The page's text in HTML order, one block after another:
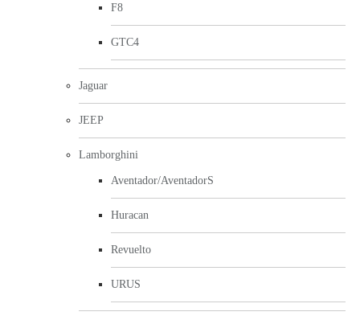
F8
GTC4
Jaguar
JEEP
Lamborghini
Aventador/AventadorS
Huracan
Revuelto
URUS